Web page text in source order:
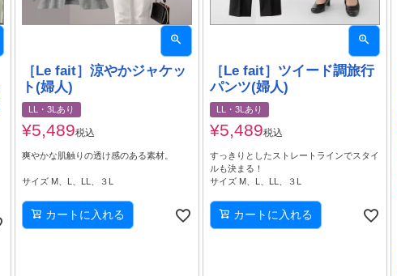
［Le fait］涼やかジャケッ
ト(婦人)
LL・3Lあり
¥5,489税込
爽やかな肌触りの透け感のある素材。
サイズ M、L、LL、３L
カートに入れる
［Le fait］ツイード調旅行
パンツ(婦人)
LL・3Lあり
¥5,489税込
すっきりとしたストレートラインでスタイ
ルも決まる！
サイズ M、L、LL、３L
カートに入れる